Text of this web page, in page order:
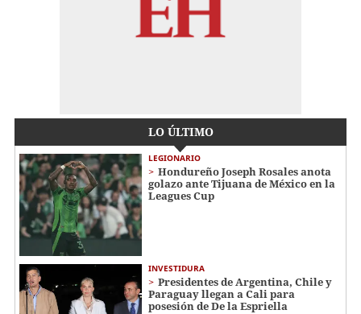
LO ÚLTIMO
LEGIONARIO
Hondureño Joseph Rosales anota
golazo ante Tijuana de México en la
Leagues Cup
INVESTIDURA
Presidentes de Argentina, Chile y
Paraguay llegan a Cali para
posesión de De la Espriella